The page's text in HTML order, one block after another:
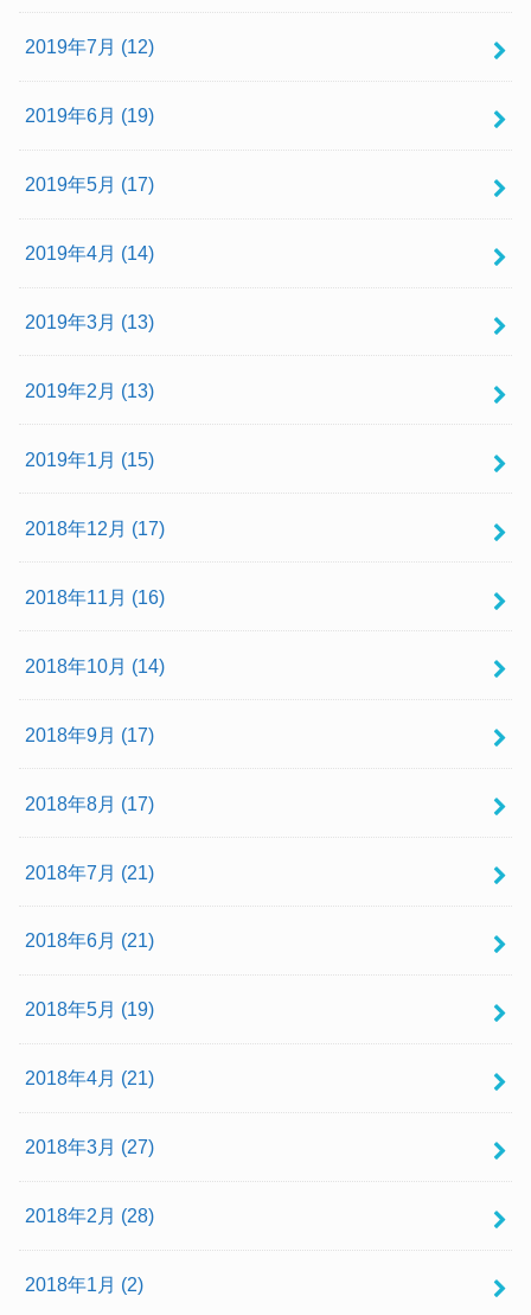
2019年7月 (12)
2019年6月 (19)
2019年5月 (17)
2019年4月 (14)
2019年3月 (13)
2019年2月 (13)
2019年1月 (15)
2018年12月 (17)
2018年11月 (16)
2018年10月 (14)
2018年9月 (17)
2018年8月 (17)
2018年7月 (21)
2018年6月 (21)
2018年5月 (19)
2018年4月 (21)
2018年3月 (27)
2018年2月 (28)
2018年1月 (2)